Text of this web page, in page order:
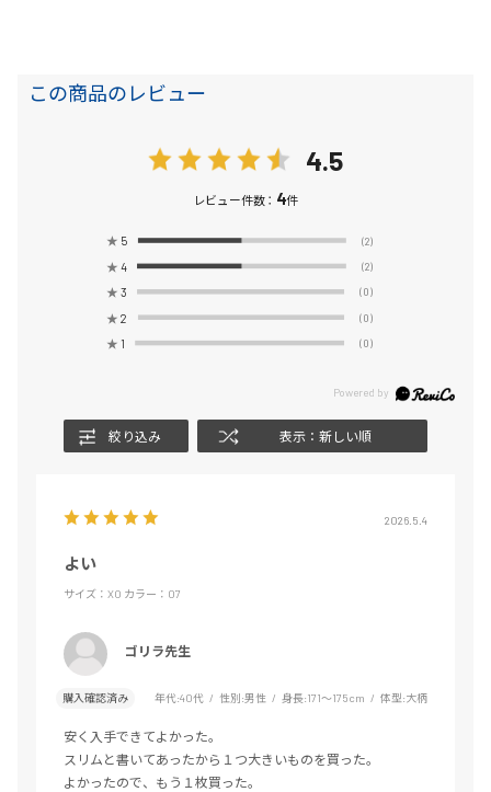
この商品のレビュー
4.5
レビュー件数： 4件
★ 5 (2)
★ 4 (2)
★ 3 (0)
★ 2 (0)
★ 1 (0)
絞り込み 表示：新しい順
2026.5.4
よい
サイズ：XO カラー：07
ゴリラ先生
購入確認済み 年代:40代 性別:男性 身長:171～175cm 体型:大柄
安く入手できてよかった。
スリムと書いてあったから１つ大きいものを買った。
よかったので、もう１枚買った。